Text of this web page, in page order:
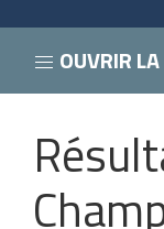
OUVRIR